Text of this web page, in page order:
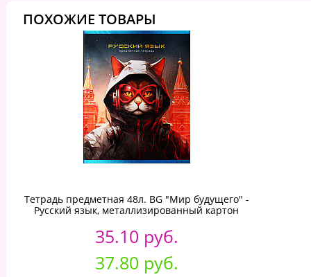
ПОХОЖИЕ ТОВАРЫ
Тетрадь предметная 48л. BG "Мир будущего" -
Русский язык, металлизированный картон
35.10 руб.
37.80 руб.